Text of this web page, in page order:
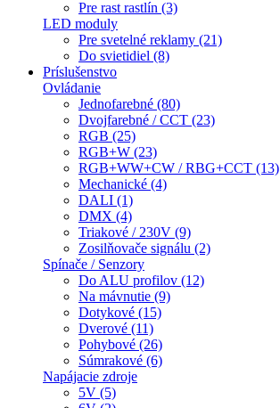
Pre rast rastlín (3)
LED moduly
Pre svetelné reklamy (21)
Do svietidiel (8)
Príslušenstvo
Ovládanie
Jednofarebné (80)
Dvojfarebné / CCT (23)
RGB (25)
RGB+W (23)
RGB+WW+CW / RBG+CCT (13)
Mechanické (4)
DALI (1)
DMX (4)
Triakové / 230V (9)
Zosilňovače signálu (2)
Spínače / Senzory
Do ALU profilov (12)
Na mávnutie (9)
Dotykové (15)
Dverové (11)
Pohybové (26)
Súmrakové (6)
Napájacie zdroje
5V (5)